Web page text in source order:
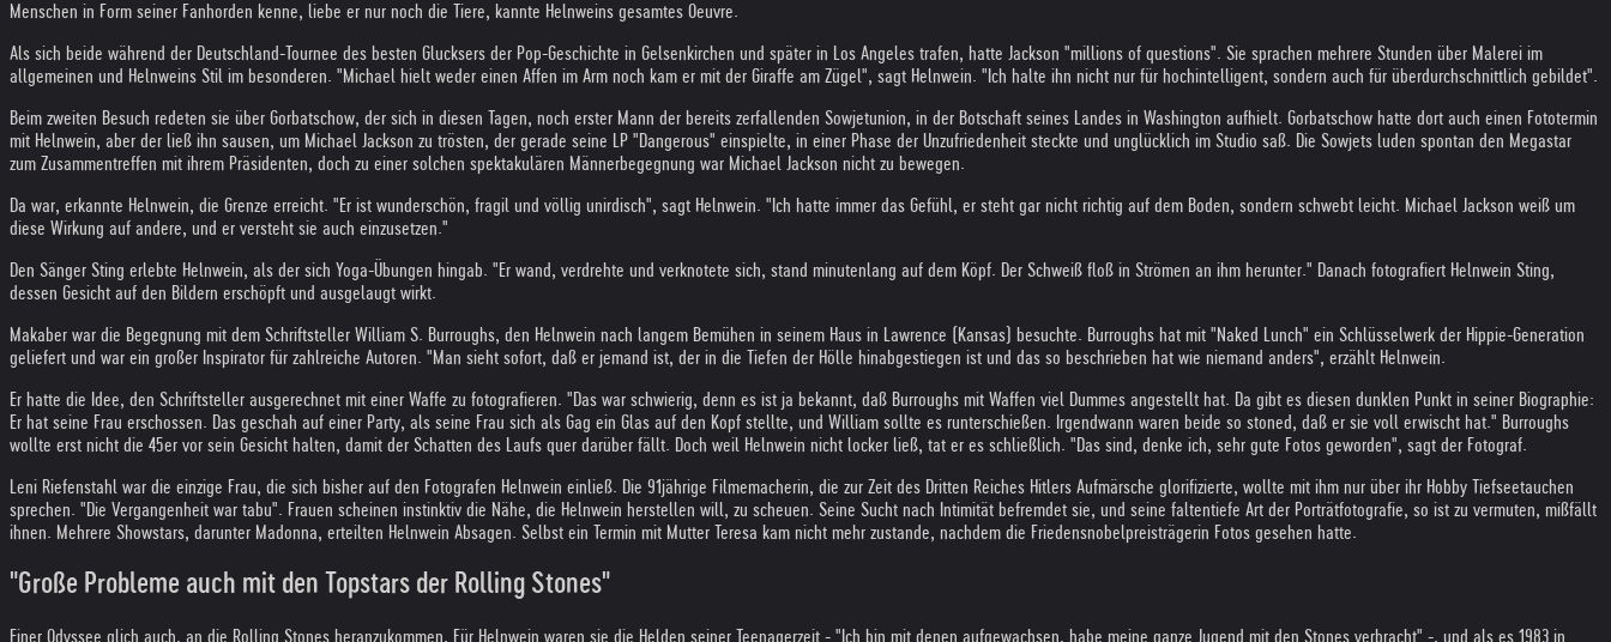
Menschen in Form seiner Fanhorden kenne, liebe er nur noch die Tiere, kannte Helnweins gesamtes Oeuvre.
Als sich beide während der Deutschland-Tournee des besten Glucksers der Pop-Geschichte in Gelsenkirchen und später in Los Angeles trafen, hatte Jackson "millions of questions". Sie sprachen mehrere Stunden über Malerei im
allgemeinen und Helnweins Stil im besonderen. "Michael hielt weder einen Affen im Arm noch kam er mit der Giraffe am Zügel", sagt Helnwein. "Ich halte ihn nicht nur für hochintelligent, sondern auch für überdurchschnittlich gebildet".
Beim zweiten Besuch redeten sie über Gorbatschow, der sich in diesen Tagen, noch erster Mann der bereits zerfallenden Sowjetunion, in der Botschaft seines Landes in Washington aufhielt. Gorbatschow hatte dort auch einen Fototermin
mit Helnwein, aber der ließ ihn sausen, um Michael Jackson zu trösten, der gerade seine LP "Dangerous" einspielte, in einer Phase der Unzufriedenheit steckte und unglücklich im Studio saß. Die Sowjets luden spontan den Megastar
zum Zusammentreffen mit ihrem Präsidenten, doch zu einer solchen spektakulären Männerbegegnung war Michael Jackson nicht zu bewegen.
Da war, erkannte Helnwein, die Grenze erreicht. "Er ist wunderschön, fragil und völlig unirdisch", sagt Helnwein. "Ich hatte immer das Gefühl, er steht gar nicht richtig auf dem Boden, sondern schwebt leicht. Michael Jackson weiß um
diese Wirkung auf andere, und er versteht sie auch einzusetzen."
Den Sänger Sting erlebte Helnwein, als der sich Yoga-Übungen hingab. "Er wand, verdrehte und verknotete sich, stand minutenlang auf dem Köpf. Der Schweiß floß in Strömen an ihm herunter." Danach fotografiert Helnwein Sting,
dessen Gesicht auf den Bildern erschöpft und ausgelaugt wirkt.
Makaber war die Begegnung mit dem Schriftsteller William S. Burroughs, den Helnwein nach langem Bemühen in seinem Haus in Lawrence (Kansas) besuchte. Burroughs hat mit "Naked Lunch" ein Schlüsselwerk der Hippie-Generation
geliefert und war ein großer Inspirator für zahlreiche Autoren. "Man sieht sofort, daß er jemand ist, der in die Tiefen der Hölle hinabgestiegen ist und das so beschrieben hat wie niemand anders", erzählt Helnwein.
Er hatte die Idee, den Schriftsteller ausgerechnet mit einer Waffe zu fotografieren. "Das war schwierig, denn es ist ja bekannt, daß Burroughs mit Waffen viel Dummes angestellt hat. Da gibt es diesen dunklen Punkt in seiner Biographie:
Er hat seine Frau erschossen. Das geschah auf einer Party, als seine Frau sich als Gag ein Glas auf den Kopf stellte, und William sollte es runterschießen. Irgendwann waren beide so stoned, daß er sie voll erwischt hat." Burroughs
wollte erst nicht die 45er vor sein Gesicht halten, damit der Schatten des Laufs quer darüber fällt. Doch weil Helnwein nicht locker ließ, tat er es schließlich. "Das sind, denke ich, sehr gute Fotos geworden", sagt der Fotograf.
Leni Riefenstahl war die einzige Frau, die sich bisher auf den Fotografen Helnwein einließ. Die 91jährige Filmemacherin, die zur Zeit des Dritten Reiches Hitlers Aufmärsche glorifizierte, wollte mit ihm nur über ihr Hobby Tiefseetauchen
sprechen. "Die Vergangenheit war tabu". Frauen scheinen instinktiv die Nähe, die Helnwein herstellen will, zu scheuen. Seine Sucht nach Intimität befremdet sie, und seine faltentiefe Art der Porträtfotografie, so ist zu vermuten, mißfällt
ihnen. Mehrere Showstars, darunter Madonna, erteilten Helnwein Absagen. Selbst ein Termin mit Mutter Teresa kam nicht mehr zustande, nachdem die Friedensnobelpreisträgerin Fotos gesehen hatte.
"Große Probleme auch mit den Topstars der Rolling Stones"
Einer Odyssee glich auch, an die Rolling Stones heranzukommen. Für Helnwein waren sie die Helden seiner Teenagerzeit - "Ich bin mit denen aufgewachsen, habe meine ganze Jugend mit den Stones verbracht" -, und als es 1983 in